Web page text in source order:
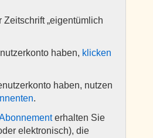
„eigentümlich
haben, klicken
haben, nutzen
.
erhalten Sie
elektronisch), die